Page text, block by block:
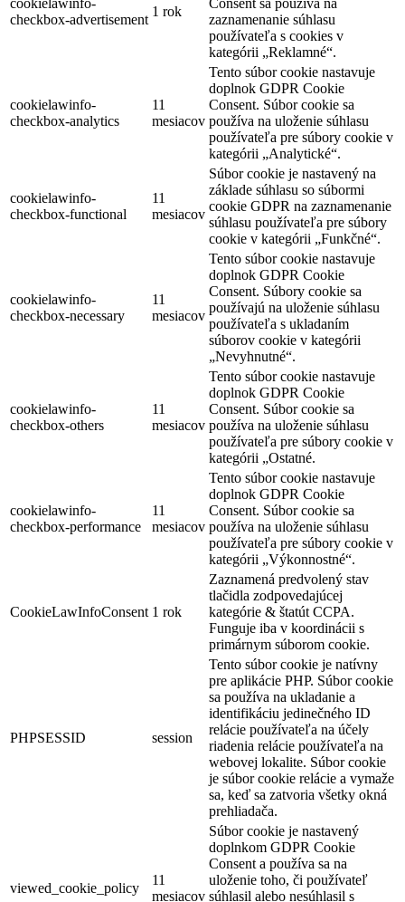
checkbox-advertisement
1 rok
zaznamenanie súhlasu
používateľa s cookies v
kategórii „Reklamné“.
cookielawinfo-
checkbox-analytics
11
mesiacov
Tento súbor cookie nastavuje
doplnok GDPR Cookie
Consent. Súbor cookie sa
používa na uloženie súhlasu
používateľa pre súbory cookie v
kategórii „Analytické“.
cookielawinfo-
checkbox-functional
11
mesiacov
Súbor cookie je nastavený na
základe súhlasu so súbormi
cookie GDPR na zaznamenanie
súhlasu používateľa pre súbory
cookie v kategórii „Funkčné“.
cookielawinfo-
checkbox-necessary
11
mesiacov
Tento súbor cookie nastavuje
doplnok GDPR Cookie
Consent. Súbory cookie sa
používajú na uloženie súhlasu
používateľa s ukladaním
súborov cookie v kategórii
„Nevyhnutné“.
cookielawinfo-
checkbox-others
11
mesiacov
Tento súbor cookie nastavuje
doplnok GDPR Cookie
Consent. Súbor cookie sa
používa na uloženie súhlasu
používateľa pre súbory cookie v
kategórii „Ostatné.
cookielawinfo-
checkbox-performance
11
mesiacov
Tento súbor cookie nastavuje
doplnok GDPR Cookie
Consent. Súbor cookie sa
používa na uloženie súhlasu
používateľa pre súbory cookie v
kategórii „Výkonnostné“.
CookieLawInfoConsent 1 rok
Zaznamená predvolený stav
tlačidla zodpovedajúcej
kategórie & štatút CCPA.
Funguje iba v koordinácii s
primárnym súborom cookie.
PHPSESSID session
Tento súbor cookie je natívny
pre aplikácie PHP. Súbor cookie
sa používa na ukladanie a
identifikáciu jedinečného ID
relácie používateľa na účely
riadenia relácie používateľa na
webovej lokalite. Súbor cookie
je súbor cookie relácie a vymaže
sa, keď sa zatvoria všetky okná
prehliadača.
viewed_cookie_policy
11
mesiacov
Súbor cookie je nastavený
doplnkom GDPR Cookie
Consent a používa sa na
uloženie toho, či používateľ
súhlasil alebo nesúhlasil s